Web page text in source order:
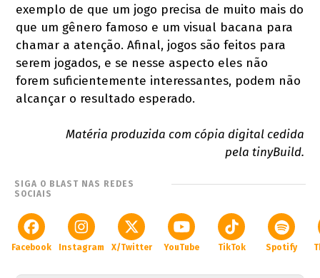
exemplo de que um jogo precisa de muito mais do
que um gênero famoso e um visual bacana para
chamar a atenção. Afinal, jogos são feitos para
serem jogados, e se nesse aspecto eles não
forem suficientemente interessantes, podem não
alcançar o resultado esperado.
Matéria produzida com cópia digital cedida
pela tinyBuild.
SIGA O BLAST NAS REDES
SOCIAIS
Facebook Instagram X/Twitter YouTube TikTok Spotify